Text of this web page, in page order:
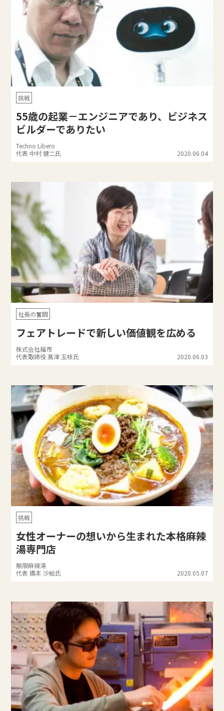
挑戦
55歳の起業－エンジニアであり、ビジネス
ビルダーでありたい
Techno Libero
代表 中村 健二氏
2020.06.04
社長の奮闘
フェアトレードで新しい価値観を広める
株式会社福市
代表取締役 髙津 玉枝氏
2020.06.03
挑戦
女性オーナーの想いから生まれた本格麻辣
湯専門店
無限麻辣湯
代表 橋本 沙絵氏
2020.05.07